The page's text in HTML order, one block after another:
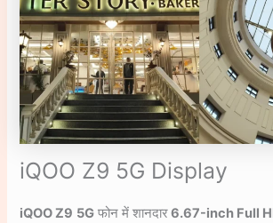
iQOO Z9 5G Display
iQOO Z9 5G फोन में शानदार6.67-inch Full